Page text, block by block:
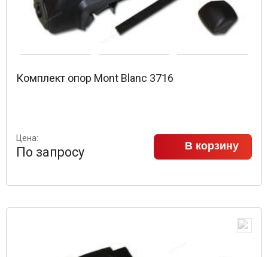
Комплект опор Mont Blanc 3716
Цена:
По запросу В корзину